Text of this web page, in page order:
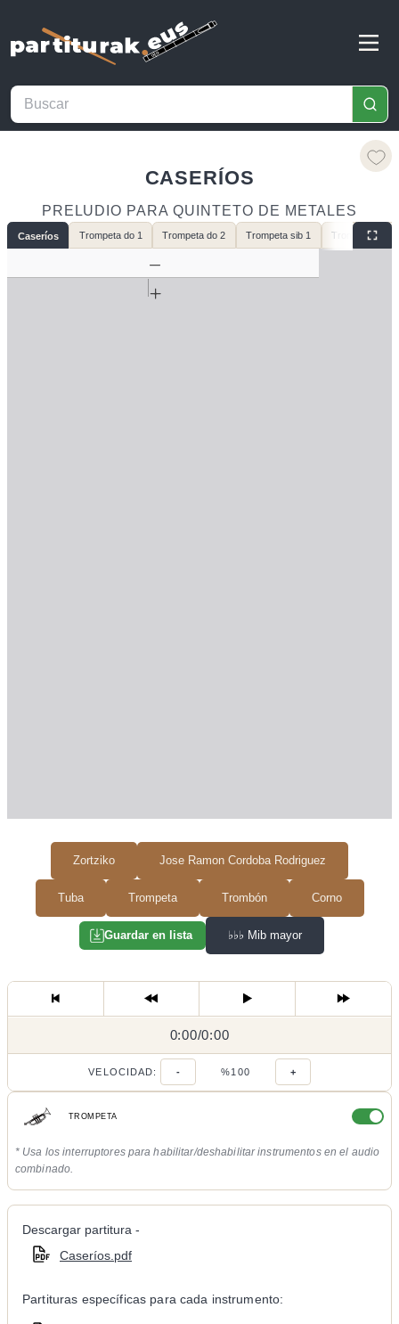
CASERÍOS
PRELUDIO PARA QUINTETO DE METALES
Zortziko Jose Ramon Cordoba Rodriguez
Tuba Trompeta Trombón Corno
Guardar en lista ♭♭♭ Mib mayor
0:00/
0:00/0:00
VELOCIDAD: - %100 +
TROMPETA
* Usa los interruptores para habilitar/deshabilitar instrumentos en el audio
combinado.
Descargar partitura -
Caseríos.pdf
Partituras específicas para cada instrumento:
Caseríos Trompeta do 1 Trompeta do 2 Trompeta sib 1 Trompeta sib 2